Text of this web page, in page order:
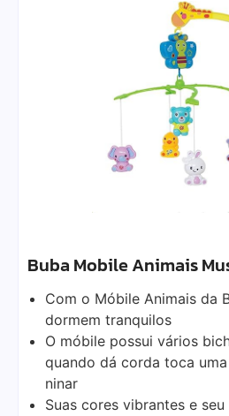
Buba Mobile Animais
Com o Móbile Animais da
dormem tranquilos
O móbile possui vários
quando dá corda toca
ninar
Suas cores vibrantes e